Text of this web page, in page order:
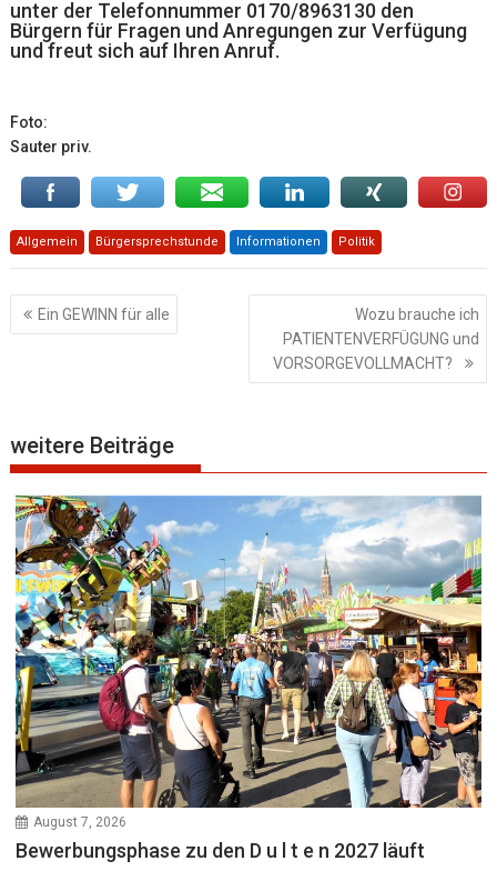
unter der Telefonnummer 0170/8963130 den
Bürgern für Fragen und Anregungen zur Verfügung
und freut sich auf Ihren Anruf.
Foto:
Sauter priv.
Allgemein Bürgersprechstunde Informationen Politik
Beitragsnavigation
Ein GEWINN für alle
Wozu brauche ich
PATIENTENVERFÜGUNG und
VORSORGEVOLLMACHT?
weitere Beiträge
August 7, 2026
Bewerbungsphase zu den D u l t e n 2027 läuft